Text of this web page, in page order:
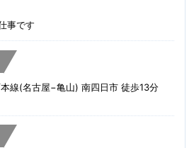
事です
線(名古屋−亀山) 南四日市 徒歩13分